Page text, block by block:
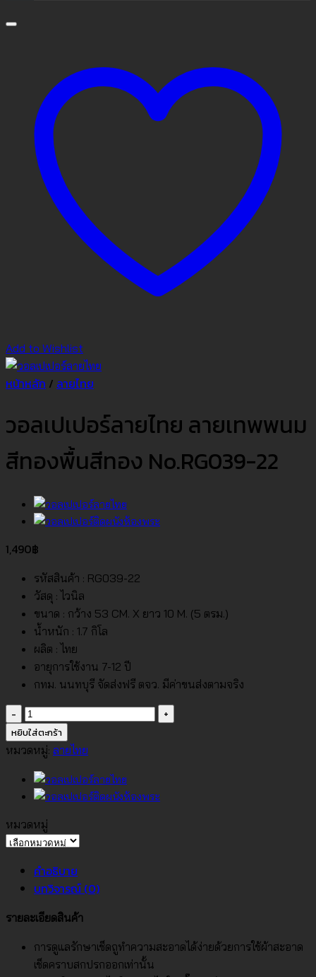
Add to Wishlist
หน้าหลัก / ลายไทย
วอลเปเปอร์ลายไทย ลายเทพพนม
สีทองพื้นสีทอง No.RG039-22
1,490฿
รหัสสินค้า : RG039-22
วัสดุ : ไวนิล
ขนาด : กว้าง 53 CM. X ยาว 10 M. (5 ตรม.)
น้ำหนัก : 1.7 กิโล
ผลิต : ไทย
อายุการใช้งาน 7-12 ปี
กทม. นนทบุรี จัดส่งฟรี ตจว. มีค่าขนส่งตามจริง
จำนวน
วอลเปเปอร์
ลาย
ลาย
เทพพนม
สี
ทอง
สี
ทอง
No.RG039-
22
ชิ้น
หยิบใส่ตะกร้า
หมวดหมู่: ลายไทย
หมวดหมู่
หมวด
คำอธิบาย
บทวิจารณ์ (0)
รายละเอียดสินค้า
การดูแลรักษาเช็ดถูทำความสะอาดได้ง่ายด้วยการใช้ผ้าสะอาด
เช็ดคราบสกปรกออกเท่านั้น